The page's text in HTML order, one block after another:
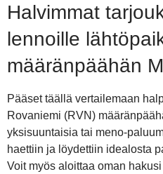
Halvimmat
lennoille
määränpäähän
Pääset täällä vertailemaan
Rovaniemi (RVN)
yksisuuntaisia tai meno-
haettiin ja löydettiin idealosta
Voit myös aloittaa oman